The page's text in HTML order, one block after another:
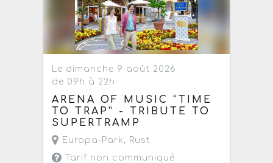
Le dimanche 9 août 2026
de 09h à 22h
ARENA OF MUSIC “TIME
TO TRAP” - TRIBUTE TO
SUPERTRAMP
Europa-Park, Rust
Tarif non communiqué